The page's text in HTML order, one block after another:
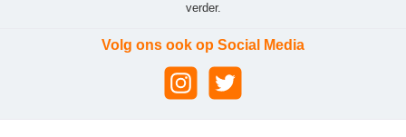
verder.
Volg ons ook op Social Media